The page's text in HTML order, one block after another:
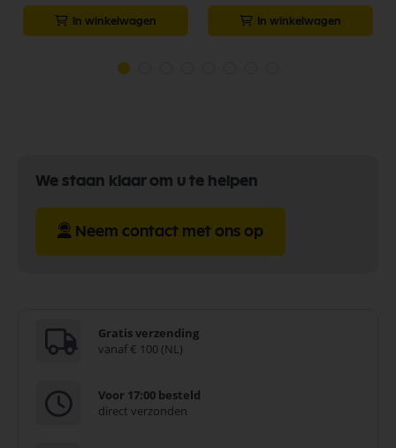
In winkelwagen In winkelwagen
We staan klaar om u te helpen
Neem contact met ons op
Gratis verzending
vanaf € 100 (NL)
Voor 17:00 besteld
direct verzonden